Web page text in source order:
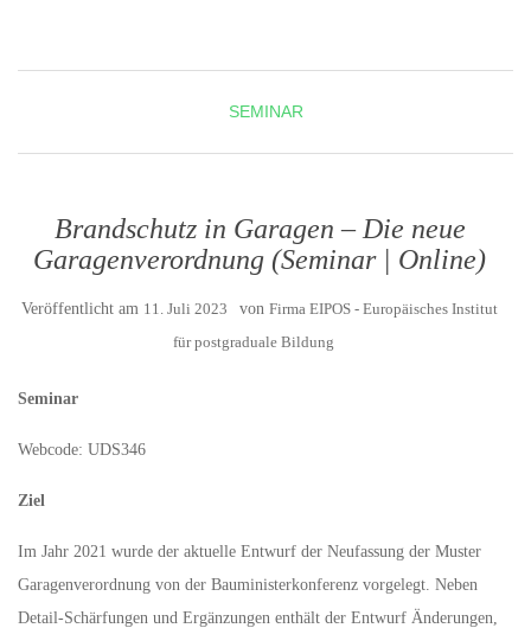
SEMINAR
Brandschutz in Garagen – Die neue
Garagenverordnung (Seminar | Online)
Veröffentlicht am 11. Juli 2023 von Firma EIPOS - Europäisches Institut
für postgraduale Bildung
Seminar
Webcode: UDS346
Ziel
Im Jahr 2021 wurde der aktuelle Entwurf der Neufassung der Muster
Garagenverordnung von der Bauministerkonferenz vorgelegt. Neben
Detail-Schärfungen und Ergänzungen enthält der Entwurf Änderungen,